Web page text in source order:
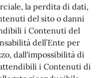
la perdita di dati,
del sito o danni
i Contenuti del
dell’Ente per
dall'impossibilità di
i Contenuti di